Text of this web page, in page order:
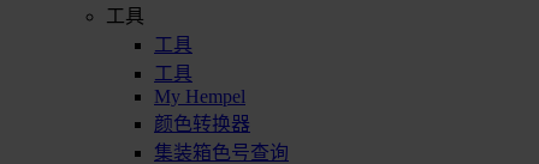
工具
工具
工具
My Hempel
颜色转换器
集装箱色号查询